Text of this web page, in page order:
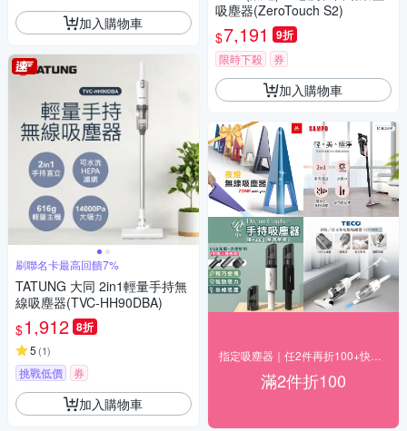
加入購物車
刷聯名卡最高回饋7%
TATUNG 大同 2in1輕量手持無
線吸塵器(TVC-HH90DBA)
$1,912 8折
5 (1)
挑戰低價 券
加入購物車
吸塵器(ZeroTouch S2)
$7,191 9折
限時下殺 券
加入購物車
滿2件折100